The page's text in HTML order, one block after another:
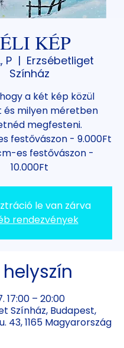
KÉP
P
  |
Erzsébetliget
Színház
a két kép közül
és milyen méretben
megfesteni.
festővászon - 9.000Ft
es festővászon -
10.000Ft
le van zárva
rendezvények
17:00 – 20:00
Színház, Budapest,
43, 1165 Magyarország